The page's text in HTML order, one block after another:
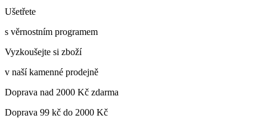
Ušetřete
s věrnostním programem
Vyzkoušejte si zboží
v naší kamenné prodejně
Doprava nad 2000 Kč zdarma
Doprava 99 kč do 2000 Kč